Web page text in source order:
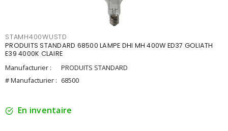
STAMH400WUSTD
PRODUITS STANDARD 68500 LAMPE DHI MH 400W ED37 GOLIATH
E39 4000K CLAIRE
Manufacturier :
PRODUITS STANDARD
# Manufacturier : 68500
En inventaire